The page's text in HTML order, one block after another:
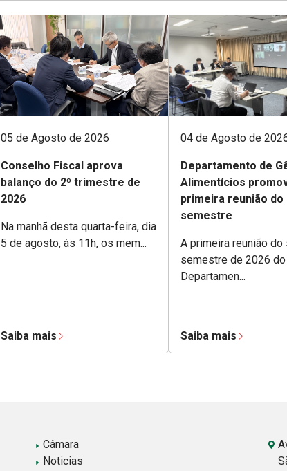
05 de Agosto de 2026
Conselho Fiscal aprova
balanço do 2º trimestre de
2026
Na manhã desta quarta-feira, dia
5 de agosto, às 11h, os mem...
Saiba mais
04 de Agosto de
Departamento de
Alimentícios
primeira reunião do
semestre
A primeira reunião do
semestre de 2026 do
Departamen...
Saiba mais
Câmara
Noticias